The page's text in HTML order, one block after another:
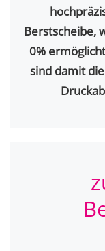
Berstscheibe,
0%
sind damit